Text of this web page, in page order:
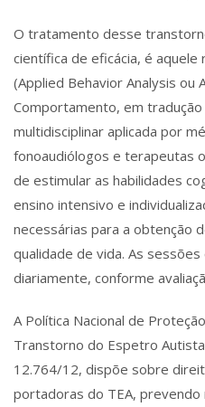
O tratamento desse
científica de eficácia, é
(Applied Behavior Analysis ou
Comportamento, em
multidisciplinar aplicada por
fonoaudiólogos e terapeutas
de estimular as habilidades
ensino intensivo e
necessárias para a obtenção
qualidade de vida. As
diariamente, conforme
A Política Nacional de
Transtorno do Espetro
12.764/12, dispõe sobre
portadoras do TEA, prevendo